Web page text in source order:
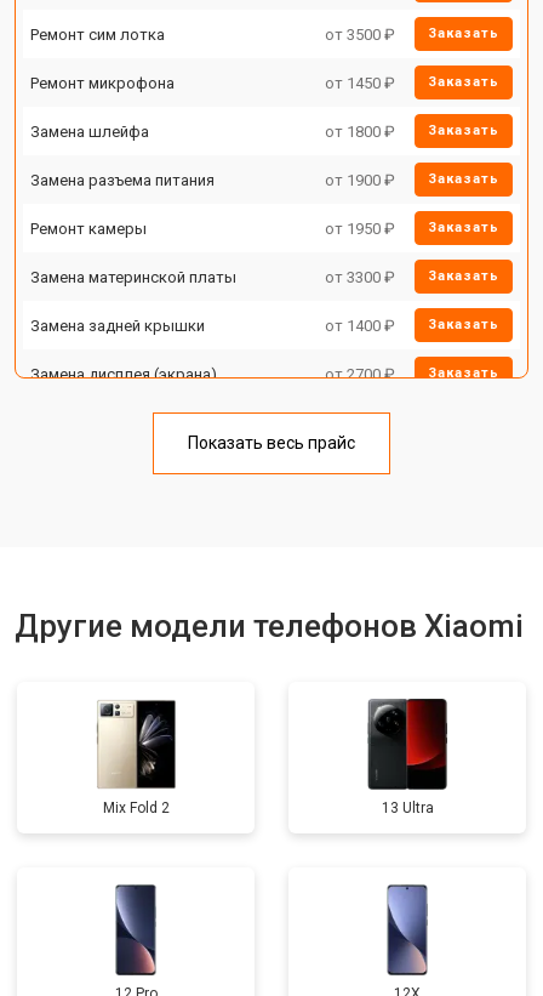
Ремонт сим лотка от 3500 ₽ Заказать
Ремонт микрофона от 1450 ₽ Заказать
Замена шлейфа от 1800 ₽ Заказать
Замена разъема питания от 1900 ₽ Заказать
Ремонт камеры от 1950 ₽ Заказать
Замена материнской платы от 3300 ₽ Заказать
Замена задней крышки от 1400 ₽ Заказать
Замена дисплея (экрана) от 2700 ₽ Заказать
Замена кнопки включения от 1750 ₽
Показать весь прайс
Другие модели телефонов Xiaomi
Mix Fold 2 13 Ultra